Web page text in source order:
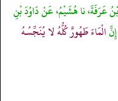
عَرَفَةَ، نا هُشَيْمُ، عَنْ دَاوُدَ بْنِ
الْمَاءَ طَهُورٌ كُلُّهُ لا يُنَجِّسُهُ